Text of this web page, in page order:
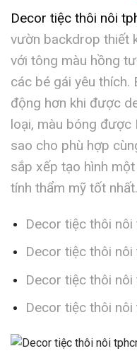
Decor tiệc thôi nôi
vườn backdrop thiết
với tông màu hồng
các bé gái yêu
động hơn khi được
loại, màu bóng được
sao cho phù hợp
sắp xếp tạo hình
tính thẩm mỹ tốt nhất.
Decor tiệc thôi
Decor tiệc thôi
Decor tiệc thôi
Decor tiệc thôi